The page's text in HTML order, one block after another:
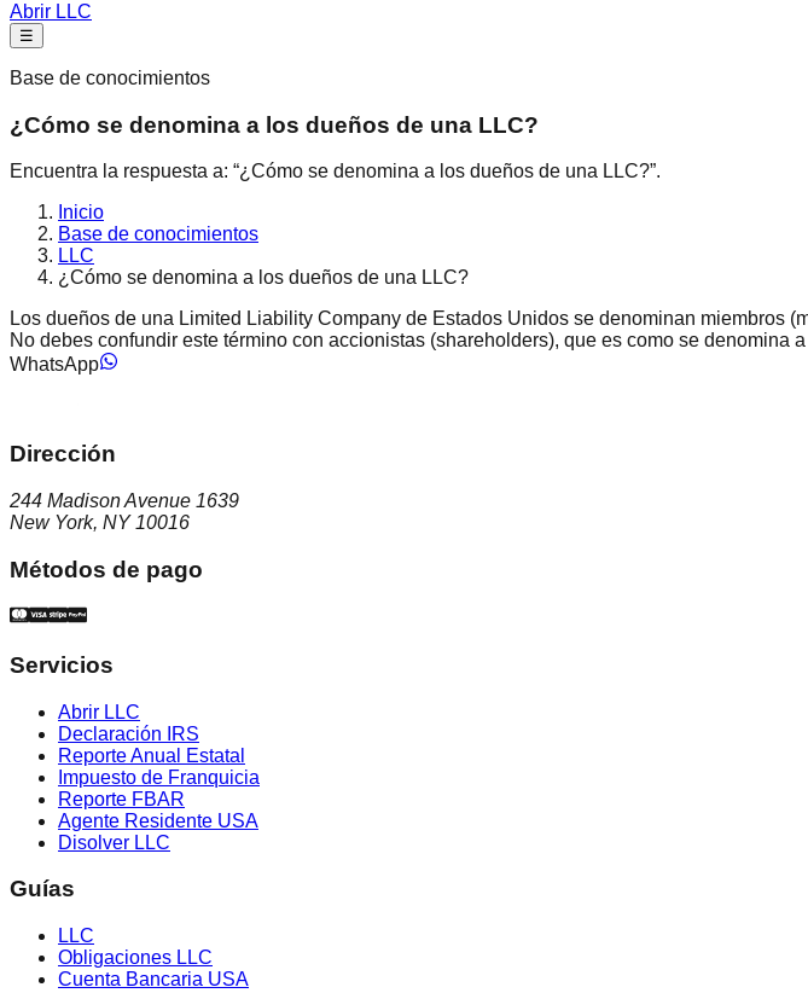
Abrir LLC
☰
Base de conocimientos
¿Cómo se denomina a los dueños de una LLC?
Encuentra la respuesta a: “¿Cómo se denomina a los dueños de una LLC?”.
Inicio
Base de conocimientos
LLC
¿Cómo se denomina a los dueños de una LLC?
Los dueños de una Limited Liability Company de Estados Unidos se denominan miembros
No debes confundir este término con accionistas (shareholders), que es como se
WhatsApp
Dirección
244 Madison Avenue 1639
New York, NY 10016
Métodos de pago
Servicios
Abrir LLC
Declaración IRS
Reporte Anual Estatal
Impuesto de Franquicia
Reporte FBAR
Agente Residente USA
Disolver LLC
Guías
LLC
Obligaciones LLC
Cuenta Bancaria USA